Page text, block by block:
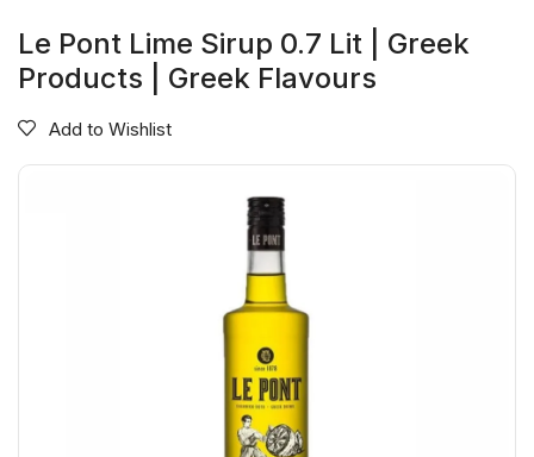
Le Pont Lime Sirup 0.7 Lit | Greek
Products | Greek Flavours
Add to Wishlist